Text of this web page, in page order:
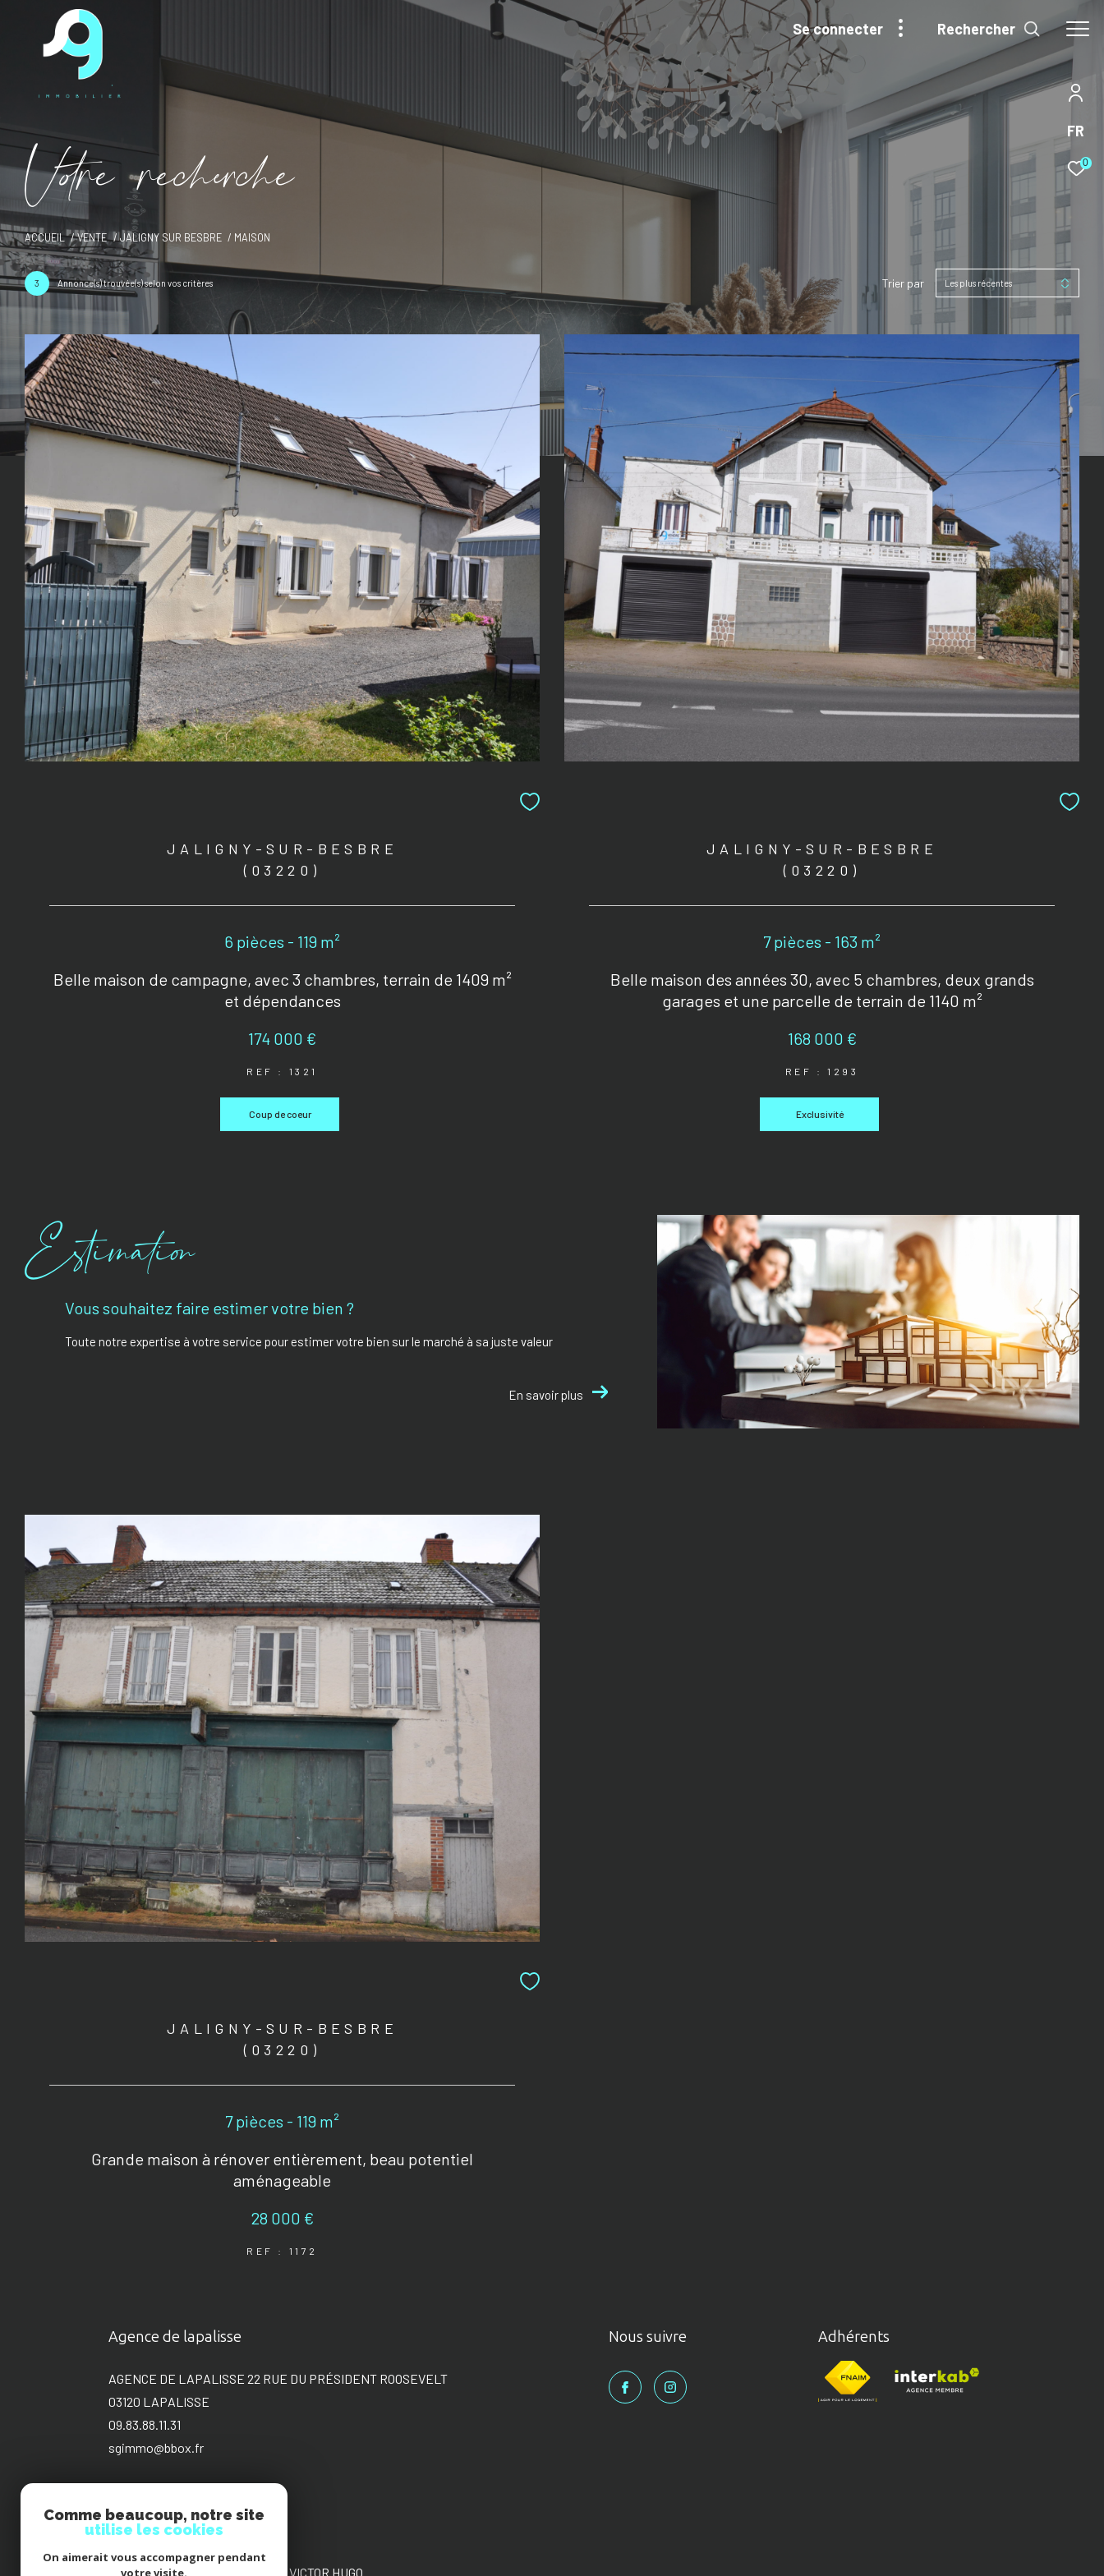
FR
0
se connecter Rechercher
Vore recece
ACCUEIL VENTE JALIGNY SUR BESBRE MAISON
3 Annonce(s) trouvée(s) selon vos critères Trier par Les plus récentes
JALIGNY-SUR-BESBRE
(03220)
6 pièces - 119 m²
Belle maison de campagne, avec 3 chambres, terrain de 1409 m²
et dépendances
174 000 €
REF : 1321
Coup de coeur
JALIGNY-SUR-BESBRE
(03220)
7 pièces - 163 m²
Belle maison des années 30, avec 5 chambres, deux grands
garages et une parcelle de terrain de 1140 m²
168 000 €
REF : 1293
Exclusivité
Estimation
Vous souhaitez faire estimer votre bien ?
Toute notre expertise à votre service pour estimer votre bien sur le marché à sa juste valeur
En savoir plus
JALIGNY-SUR-BESBRE
(03220)
7 pièces - 119 m²
Grande maison à rénover entièrement, beau potentiel
aménageable
28 000 €
REF : 1172
Agence de Roanne
AGENCE DE ROANNE 22 PLACE VICTOR HUGO
Agence de lapalisse
AGENCE DE LAPALISSE 22 RUE DU PRÉSIDENT ROOSEVELT
03120
LAPALISSE
09.83.88.11.31
sgimmo@bbox.fr
Nous suivre Adhérents
Comme beaucoup, notre site
utilise les cookies
On aimerait vous accompagner pendant
votre visite.